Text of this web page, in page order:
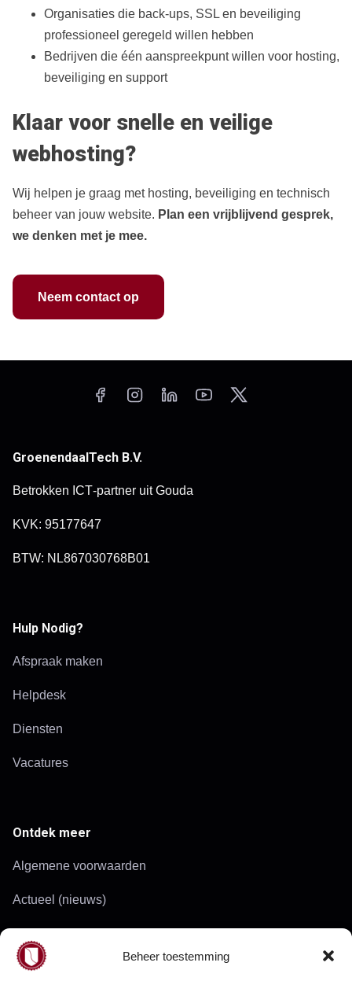
Beheer toestemming
Organisaties die back‑ups, SSL en beveiliging
professioneel geregeld willen hebben
Bedrijven die één aanspreekpunt willen voor hosting,
beveiliging en support
Klaar voor snelle en veilige
webhosting?
Wij helpen je graag met hosting, beveiliging en technisch
beheer van jouw website. Plan een vrijblijvend gesprek,
we denken met je mee.
Neem contact op
GroenendaalTech B.V.
Betrokken ICT‑partner uit Gouda
KVK: 95177647
BTW: NL867030768B01
Hulp Nodig?
Afspraak maken
Helpdesk
Diensten
Vacatures
Ontdek meer
Algemene voorwaarden
Actueel (nieuws)
Doelgroepen